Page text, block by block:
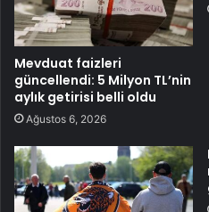
Mevduat faizleri
güncellendi: 5 Milyon TL’nin
aylık getirisi belli oldu
Ağustos 6, 2026